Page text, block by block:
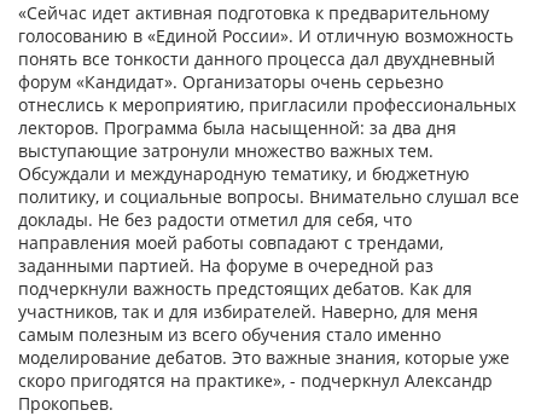
«Сейчас идет активная подготовка к предварительному
голосованию в «Единой России». И отличную возможность
понять все тонкости данного процесса дал двухдневный
форум «Кандидат». Организаторы очень серьезно
отнеслись к мероприятию, пригласили профессиональных
лекторов. Программа была насыщенной: за два дня
выступающие затронули множество важных тем.
Обсуждали и международную тематику, и бюджетную
политику, и социальные вопросы. Внимательно слушал все
доклады. Не без радости отметил для себя, что
направления моей работы совпадают с трендами,
заданными партией. На форуме в очередной раз
подчеркнули важность предстоящих дебатов. Как для
участников, так и для избирателей. Наверно, для меня
самым полезным из всего обучения стало именно
моделирование дебатов. Это важные знания, которые уже
скоро пригодятся на практике», - подчеркнул Александр
Прокопьев.